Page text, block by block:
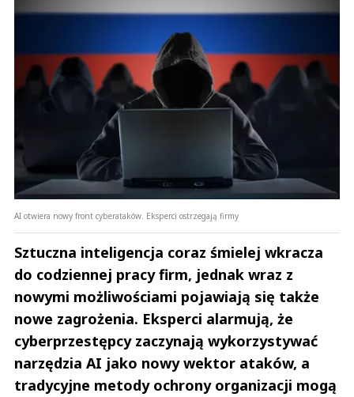
AI otwiera nowy front cyberataków. Eksperci ostrzegają firmy
Sztuczna inteligencja coraz śmielej wkracza
do codziennej pracy firm, jednak wraz z
nowymi możliwościami pojawiają się także
nowe zagrożenia. Eksperci alarmują, że
cyberprzestępcy zaczynają wykorzystywać
narzędzia AI jako nowy wektor ataków, a
tradycyjne metody ochrony organizacji mogą